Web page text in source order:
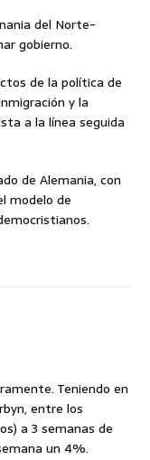
del Norte-
gobierno.
de la política de
y la
a la línea seguida
de Alemania, con
modelo de
Teniendo en
entre los
a 3 semanas de
un 4%.